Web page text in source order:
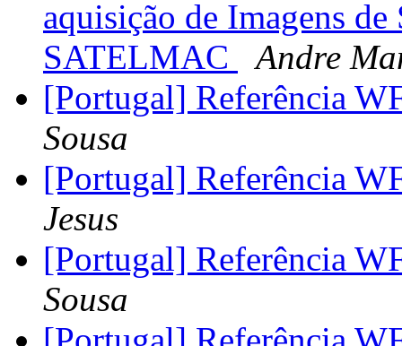
aquisição de Imagens
SATELMAC
Andre
[Portugal] Referência
Sousa
[Portugal] Referência
Jesus
[Portugal] Referência
Sousa